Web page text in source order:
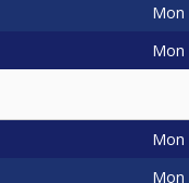
Mon
Mon
Mon
Mon